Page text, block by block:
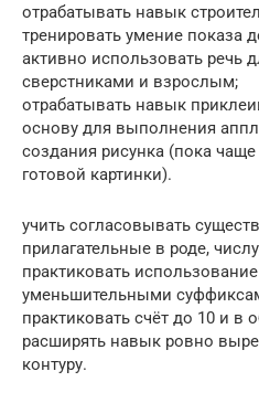
отрабатывать навык
тренировать умение показа
активно использовать речь
сверстниками и взрослым;
отрабатывать навык
основу для выполнения
создания рисунка (пока
готовой картинки).
учить согласовывать
прилагательные в роде,
практиковать
уменьшительными
практиковать счёт до 10 и в
расширять навык ровно
контуру.